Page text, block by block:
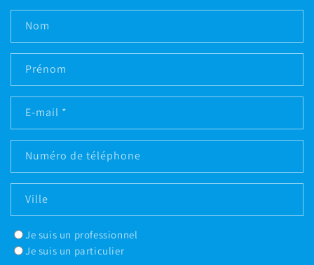
Nom
Prénom
E-mail *
Numéro de téléphone
Ville
Je suis un professionnel
Je suis un particulier